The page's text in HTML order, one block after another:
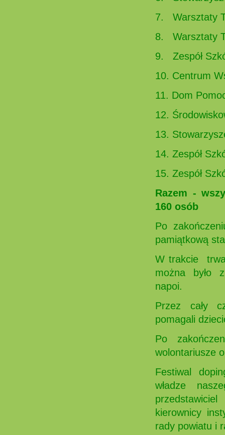
7. Warsztaty
8. Warsztaty
9. Zespół
10. Centrum
11. Dom
12.
13.
14. Zespół
15. Zespół
Razem -
160 osób
Po
pamiątkową
W trakcie
można było
napoi.
Przez cały
pomagali
Po
wolontariusze
Festiwal
władze
kierownicy
rady powiatu i